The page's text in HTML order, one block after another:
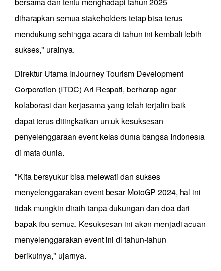
bersama dan tentu menghadapi tahun 2025
diharapkan semua stakeholders tetap bisa terus
mendukung sehingga acara di tahun ini kembali lebih
sukses," urainya.
Direktur Utama InJourney Tourism Development
Corporation (ITDC) Ari Respati, berharap agar
kolaborasi dan kerjasama yang telah terjalin baik
dapat terus ditingkatkan untuk kesuksesan
penyelenggaraan event kelas dunia bangsa Indonesia
di mata dunia.
"Kita bersyukur bisa melewati dan sukses
menyelenggarakan event besar MotoGP 2024, hal ini
tidak mungkin diraih tanpa dukungan dan doa dari
bapak ibu semua. Kesuksesan ini akan menjadi acuan
menyelenggarakan event ini di tahun-tahun
berikutnya," ujarnya.